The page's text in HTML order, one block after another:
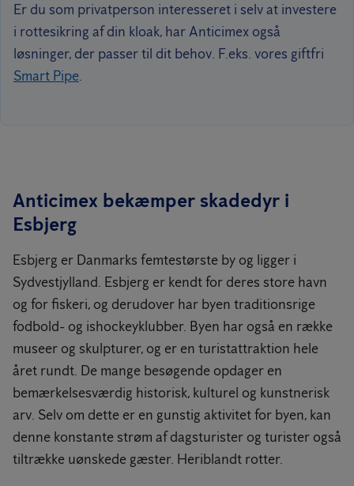
Er du som privatperson interesseret i selv at investere
i rottesikring af din kloak, har Anticimex også
løsninger, der passer til dit behov. F.eks. vores giftfri
Smart Pipe.
Anticimex bekæmper skadedyr i
Esbjerg
Esbjerg er Danmarks femtestørste by og ligger i
Sydvestjylland. Esbjerg er kendt for deres store havn
og for fiskeri, og derudover har byen traditionsrige
fodbold- og ishockeyklubber. Byen har også en række
museer og skulpturer, og er en turistattraktion hele
året rundt. De mange besøgende opdager en
bemærkelsesværdig historisk, kulturel og kunstnerisk
arv. Selv om dette er en gunstig aktivitet for byen, kan
denne konstante strøm af dagsturister og turister også
tiltrække uønskede gæster. Heriblandt rotter.